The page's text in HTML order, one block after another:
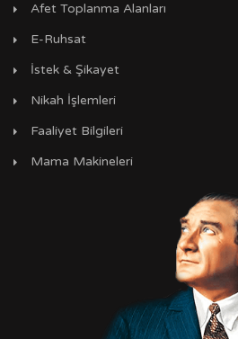
Afet Toplanma Alanları
E-Ruhsat
İstek & Şikayet
Nikah İşlemleri
Faaliyet Bilgileri
Mama Makineleri